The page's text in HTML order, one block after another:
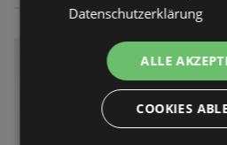
Datenschutzerklärung
ALLE
COOKIES